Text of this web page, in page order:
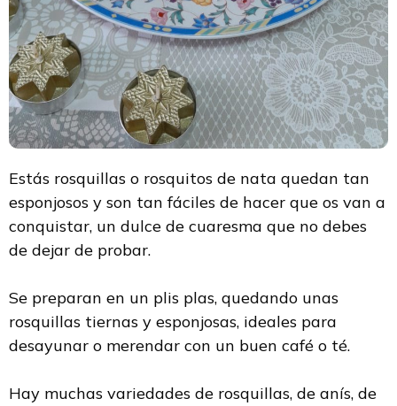
Estás rosquillas o rosquitos de nata quedan tan
esponjosos y son tan fáciles de hacer que os van a
conquistar, un dulce de cuaresma que no debes
de dejar de probar.
Se preparan en un plis plas, quedando unas
rosquillas tiernas y esponjosas, ideales para
desayunar o merendar con un buen café o té.
Hay muchas variedades de rosquillas, de anís, de